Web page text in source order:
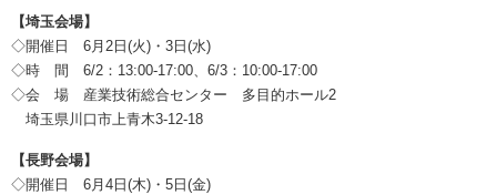
【埼玉会場】
◇開催日 6月2日(火)・3日(水)
◇時 間 6/2：13:00-17:00、6/3：10:00-17:00
◇会 場 産業技術総合センター 多目的ホール2
埼玉県川口市上青木3-12-18
【長野会場】
◇開催日 6月4日(木)・5日(金)